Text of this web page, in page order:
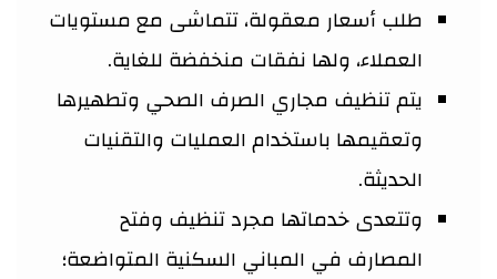
طلب أسعار معقولة، تتماشى مع مستويات
العملاء، ولها نفقات منخفضة للغاية.
يتم تنظيف مجاري الصرف الصحي وتطهيرها
وتعقيمها باستخدام العمليات والتقنيات
الحديثة.
وتتعدى خدماتها مجرد تنظيف وفتح
المصارف في المباني السكنية المتواضعة؛